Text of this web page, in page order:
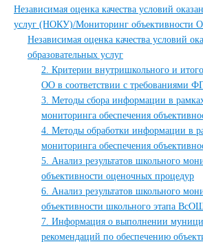
Независимая оценка качества условий
услуг (НОКУ)/Мониторинг объективности
Независимая оценка качества условий
образовательных услуг
2. Критерии внутришкольного и
ОО в соответствии с требованиями
3. Методы сбора информации в
мониторинга обеспечения
4. Методы обработки информации в
мониторинга обеспечения
5. Анализ результатов школьного
объективности оценочных процедур
6. Анализ результатов школьного
объективности школьного этапа
7. Информация о выполнении
рекомендаций по обеспечению